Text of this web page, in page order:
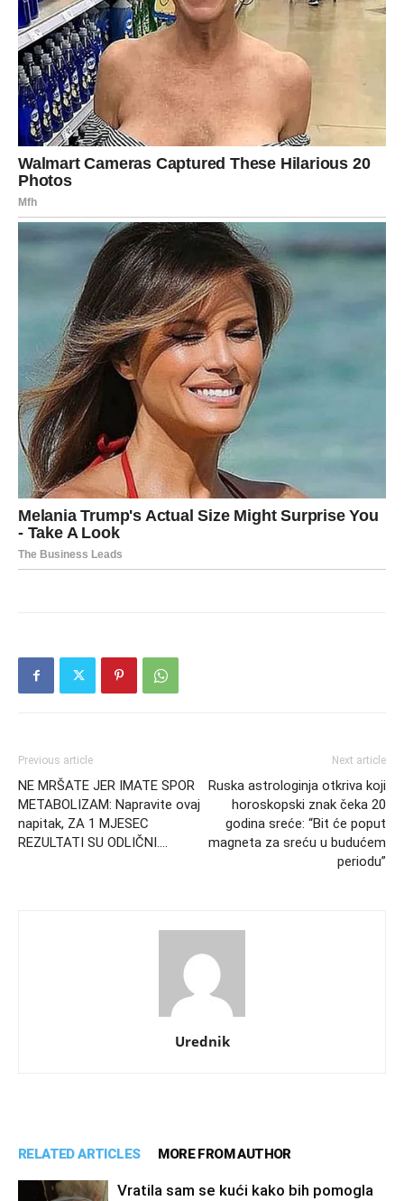
Previous article
NE MRŠATE JER IMATE SPOR
METABOLIZAM: Napravite ovaj
napitak, ZA 1 MJESEC
REZULTATI SU ODLIČNI….
Next article
Ruska astrologinja otkriva koji
horoskopski znak čeka 20
godina sreće: “Bit će poput
magneta za sreću u budućem
periodu”
Urednik
RELATED ARTICLES MORE FROM AUTHOR
Vratila sam se kući kako bih pomogla